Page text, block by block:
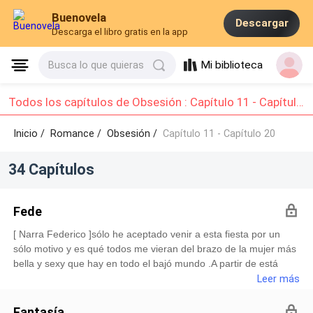
Buenovela
Descarga el libro gratis en la app
Descargar
Busca lo que quieras Mi biblioteca
Todos los capítulos de Obsesión : Capítulo 11 - Capítulo 20
Inicio / Romance/Obsesión / Capítulo 11 - Capítulo 20
34 Capítulos
Fede
[ Narra Federico ]sólo he aceptado venir a esta fiesta por un
sólo motivo y es qué todos me vieran del brazo de la mujer más
bella y sexy que hay en todo el bajó mundo .A partir de está
noche todos sabrán que viole sha , es la mujer de Federico xhia
estarán muertos .Viole junto a mi llegamos al hotel donde se iba
Leer más